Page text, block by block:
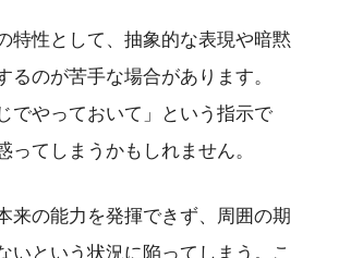
特性として、抽象的な表現や暗黙
るのが苦手な場合があります。
でやっておいて」という指示で
ってしまうかもしれません。
来の能力を発揮できず、周囲の期
いという状況に陥ってしまう。こ